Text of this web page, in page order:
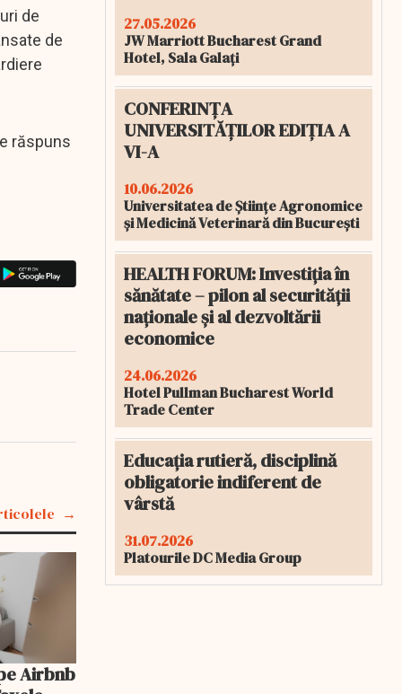
de
de
răspuns
Airbnb
27.05.2026
JW Marriott Bucharest Grand
Hotel, Sala Galați
CONFERINȚA
UNIVERSITĂȚILOR EDIȚIA A
VI-A
10.06.2026
Universitatea de Științe Agronomice
și Medicină Veterinară din București
HEALTH FORUM: Investiția în
sănătate – pilon al securității
naționale și al dezvoltării
economice
24.06.2026
Hotel Pullman Bucharest World
Trade Center
Educația rutieră, disciplină
obligatorie indiferent de
vârstă
31.07.2026
Platourile DC Media Group